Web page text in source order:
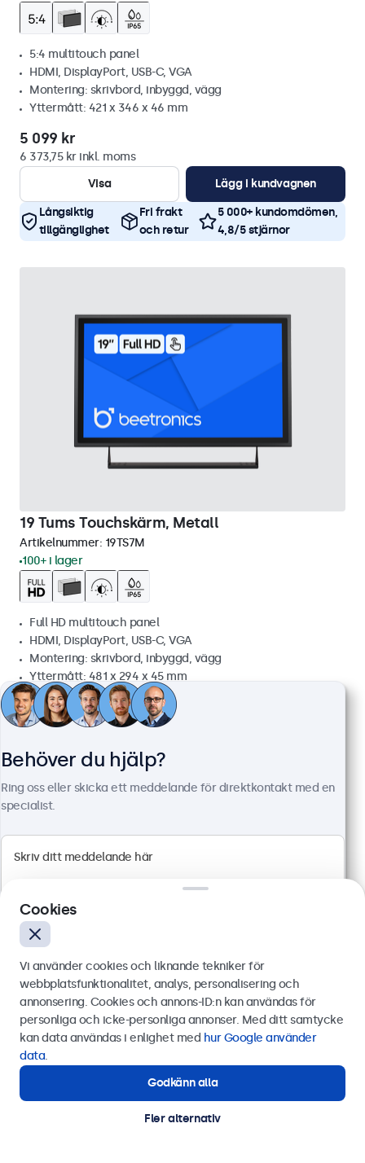
5:4 multitouch panel
HDMI, DisplayPort, USB-C, VGA
Montering: skrivbord, inbyggd, vägg
Yttermått: 421 x 346 x 46 mm
5 099 kr
6 373,75 kr inkl. moms
Visa
Lägg i kundvagnen
Långsiktig
tillgänglighet
Fri frakt
och retur
5 000+ kundomdömen,
4,8/5 stjärnor
19 Tums Touchskärm, Metall
Artikelnummer: 19TS7M
100+ i lager
Full HD multitouch panel
HDMI, DisplayPort, USB-C, VGA
Montering: skrivbord, inbyggd, vägg
Yttermått: 481 x 294 x 45 mm
6 199 kr
7 748,75 kr inkl. moms
Visa
19 Tums Touchskärm, Metall (Hög Ljusstyrka)
Artikelnummer:19HB9M/U1
76 i lager
Full-HD multi-touch-panel med hög ljusstyrka
Behöver du hjälp?
Ring oss eller skicka ett meddelande för direktkontakt med en
specialist.
Skicka
Kontakta våra experter.
Cookies
Vi använder cookies och liknande tekniker för
webbplatsfunktionalitet, analys, personalisering och
annonsering. Cookies och annons-ID:n kan användas för
personliga och icke-personliga annonser. Med ditt samtycke
kan data användas i enlighet med hur Google använder
data.
Godkänn alla
Fler alternativ